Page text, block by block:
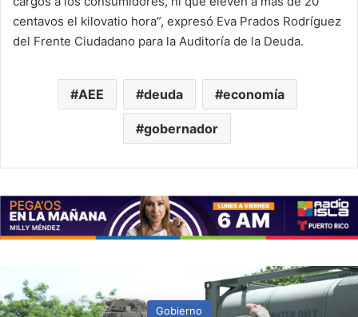
centavos el kilovatio hora”, expresó Eva Prados Rodríguez
del Frente Ciudadano para la Auditoría de la Deuda.
AEE deuda economía
gobernador
Gobierno